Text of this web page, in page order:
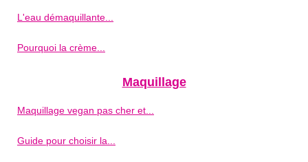
L'eau démaquillante...
Pourquoi la crème...
Maquillage
Maquillage vegan pas cher et...
Guide pour choisir la...